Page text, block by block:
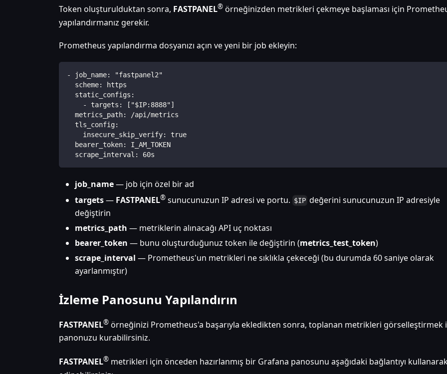
Token oluşturulduktan sonra, FASTPANEL® örneğinizden metrikleri çekmeye başlaması için
yapılandırmanız gerekir.
Prometheus yapılandırma dosyanızı açın ve yeni bir job ekleyin:
- job_name: "fastpanel2"
  scheme: https
  static_configs:
    - targets: ["$IP:8888"]
  metrics_path: /api/metrics
  tls_config:
    insecure_skip_verify: true
  bearer_token: I_AM_TOKEN
  scrape_interval: 60s
job_name— job için özel bir ad
targets— FASTPANEL® sunucunuzun IP adresi ve portu. $IP değerini sunucunuzun IP adresiyle
değiştirin
metrics_path — metriklerin alınacağı API uç noktası
bearer_token — bunu oluşturduğunuz token ile değiştirin (metrics_test_token)
scrape_interval — Prometheus'un metrikleri ne sıklıkla çekeceği (bu durumda 60 saniye olarak
ayarlanmıştır)
İzleme Panosunu Yapılandırın
FASTPANEL® örneğinizi Prometheus'a başarıyla ekledikten sonra, toplanan metrikleri görselleştirmek
panonuzu kurabilirsiniz.
FASTPANEL® metrikleri için önceden hazırlanmış bir Grafana panosunu aşağıdaki bağlantıyı